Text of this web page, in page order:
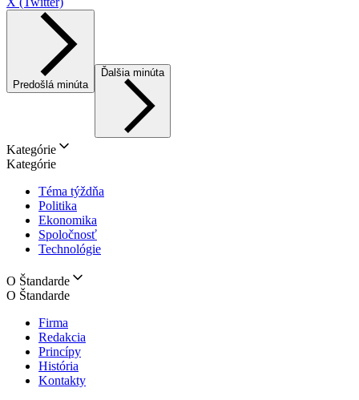
Predošlá minúta
Ďalšia minúta
Kategórie
Kategórie
Téma týždňa
Politika
Ekonomika
Spoločnosť
Technológie
O Štandarde
O Štandarde
Firma
Redakcia
Princípy
História
Kontakty